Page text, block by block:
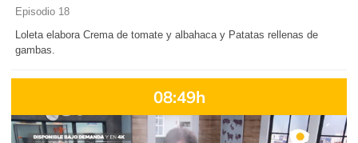
Episodio 18
Loleta elabora Crema de tomate y albahaca y Patatas rellenas de
gambas.
08:49h